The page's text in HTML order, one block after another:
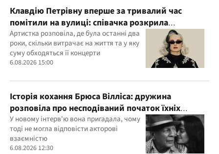
Клавдію Петрівну вперше за тривалий час
помітили на вулиці: співачка розкрила
подробиці свого життя
Артистка розповіла, де була останні два
роки, скільки витрачає на життя та у яку
суму обходяться її концерти
6.08.2026 15:00
Історія кохання Брюса Вілліса: дружина
розповіла про несподіваний початок їхніх
стосунків
У новому інтерв'ю вона пригадала, чому
тоді не могла відповісти акторові
взаємністю
6.08.2026 12:30